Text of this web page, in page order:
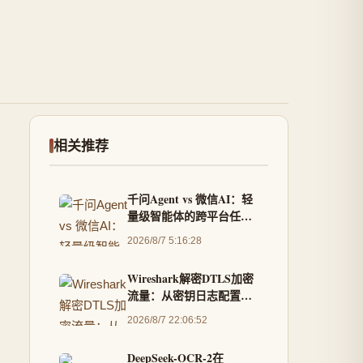
相关推荐
千问Agent vs 微信AI：轻
量级智能体的跨平台任务
执行实战
2026/8/7 5:16:28
Wireshark解密DTLS加密
流量：从密钥日志配置到
实战分析
2026/8/7 22:06:52
DeepSeek-OCR-2在